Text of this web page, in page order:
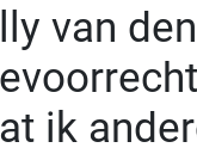
van
ik